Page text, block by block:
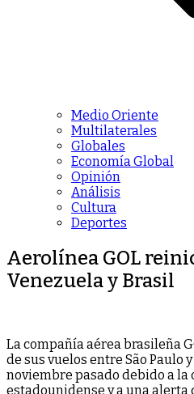
Medio Oriente
Multilaterales
Globales
Economía Global
Opinión
Análisis
Cultura
Deportes
Aerolínea GOL
Venezuela y Brasil
La compañía aérea brasileña
de sus vuelos entre São Paulo
noviembre pasado debido a
estadounidense y a una